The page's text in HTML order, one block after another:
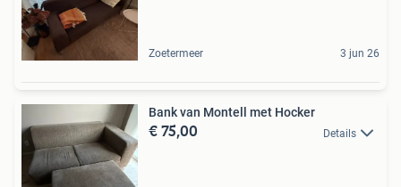
Zoetermeer 3 jun 26
Bank van Montell met Hocker
€ 75,00 Details